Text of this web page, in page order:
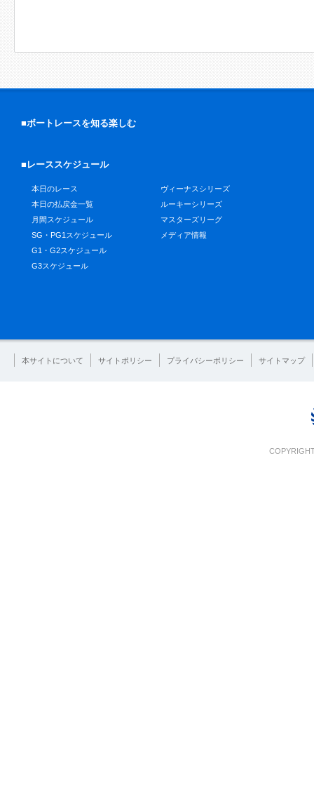
■ボートレースを知る楽しむ
■レーススケジュール
本日のレース
本日の払戻金一覧
月間スケジュール
SG・PG1スケジュール
G1・G2スケジュール
G3スケジュール
ヴィーナスシリーズ
ルーキーシリーズ
マスターズリーグ
メディア情報
本サイトについて サイトポリシー プライバシーポリシー サイトマップ